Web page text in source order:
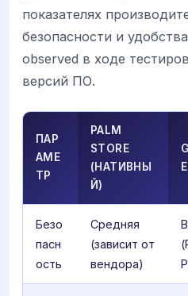
показателях
безопасности и
observed в ходе
версий ПО.
ПАР
АМЕ
ТР
PALM
STORE
(НАТИВНЫ
Й)
Безо
пасн
ость
Средняя
(зависит от
вендора)